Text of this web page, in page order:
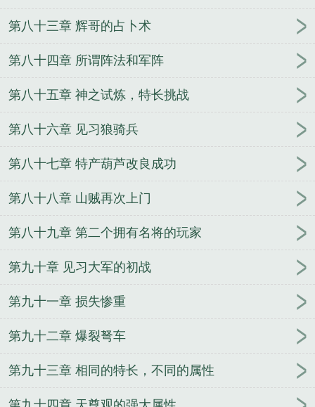
第八十三章 辉哥的占卜术
第八十四章 所谓阵法和军阵
第八十五章 神之试炼，特长挑战
第八十六章 见习狼骑兵
第八十七章 特产葫芦改良成功
第八十八章 山贼再次上门
第八十九章 第二个拥有名将的玩家
第九十章 见习大军的初战
第九十一章 损失惨重
第九十二章 爆裂弩车
第九十三章 相同的特长，不同的属性